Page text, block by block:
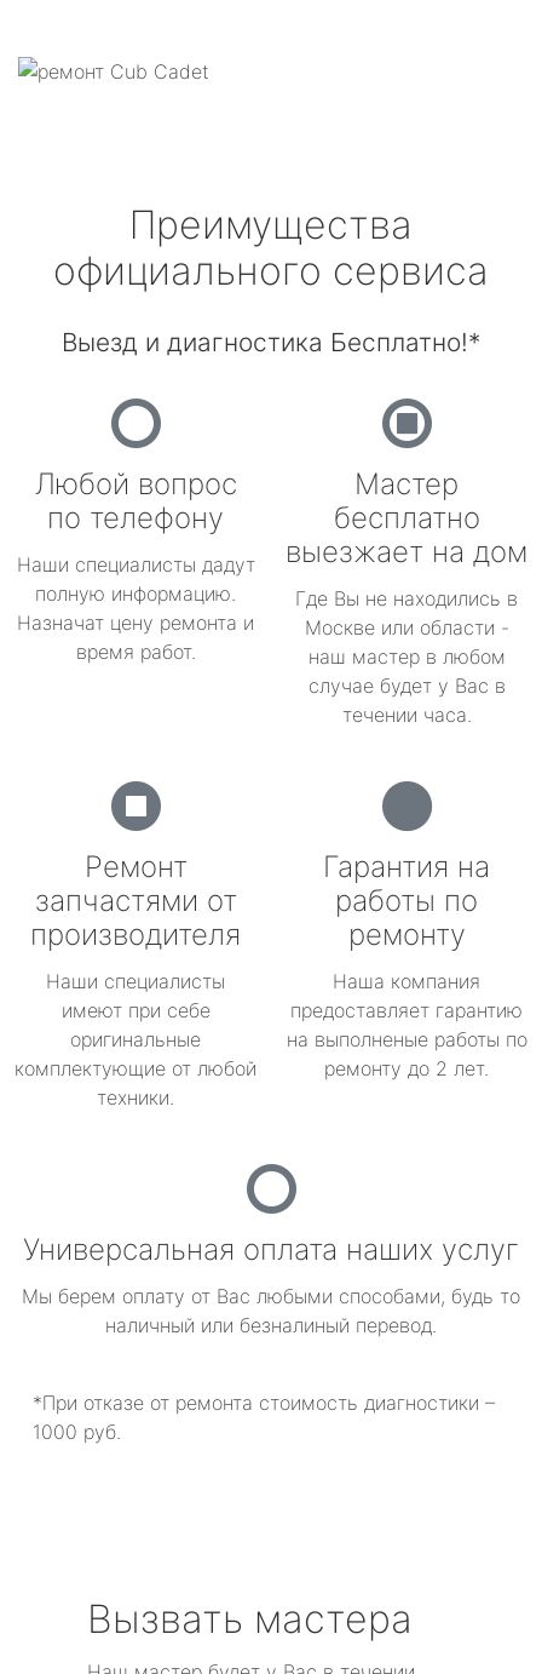
Преимущества
официального сервиса
Выезд и диагностика Бесплатно!*
Любой вопрос
по телефону
Наши специалисты дадут
полную информацию.
Назначат цену ремонта и
время работ.
Мастер
бесплатно
выезжает на дом
Где Вы не находились в
Москве или области -
наш мастер в любом
случае будет у Вас в
течении часа.
Ремонт
запчастями от
производителя
Наши специалисты
имеют при себе
оригинальные
комплектующие от любой
техники.
Гарантия на
работы по
ремонту
Наша компания
предоставляет гарантию
на выполненые работы по
ремонту до 2 лет.
Универсальная оплата наших услуг
Мы берем оплату от Вас любыми способами, будь то
наличный или безналиный перевод.
*При отказе от ремонта стоимость диагностики –
1000 руб.
Вызвать мастера